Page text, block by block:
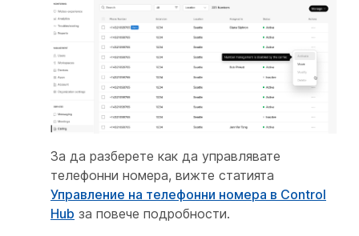
За да разберете как да управлявате
телефонни номера, вижте статията
Управление на телефонни номера в Control
Hub за повече подробности.